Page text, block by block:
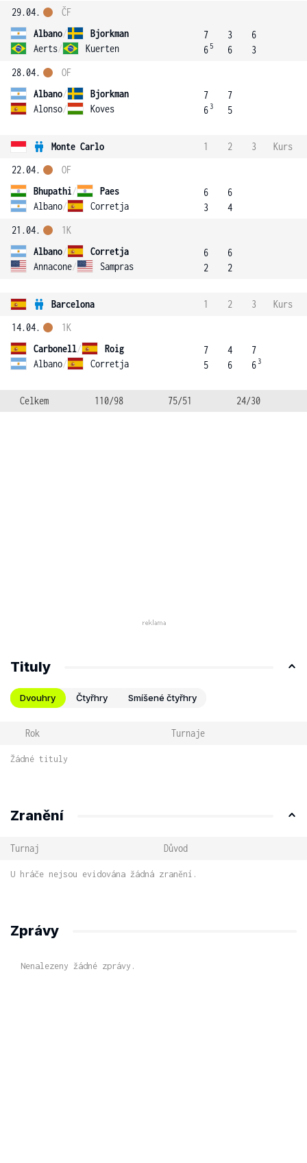
29.04.
Albano/
Bjorkman
Aerts/ Kuerten
ČF
7
6 5
3
6
6
3
28.04.
Albano/
Bjorkman
Alonso/ Koves
OF
7
6 3
7
5
Monte Carlo 1 2 3
Kurs
22.04.
Bhupathi/
Paes
Albano/ Corretja
OF
6
3
6
4
21.04.
Albano/
Corretja
Annacone/ Sampras
1K
6
2
6
2
Barcelona 1 2 3
Kurs
14.04.
Carbonell/
Roig
Albano/ Corretja
1K
7
5
4
6
7
6 3
Celkem 110/98 75/51 24/30
Tituly
Dvouhry Čtyřhry Smíšené čtyřhry
Rok Turnaje
Žádné tituly
Zranění
Turnaj Důvod
U hráče nejsou evidována žádná zranění.
Zprávy
Nenalezeny žádné zprávy.